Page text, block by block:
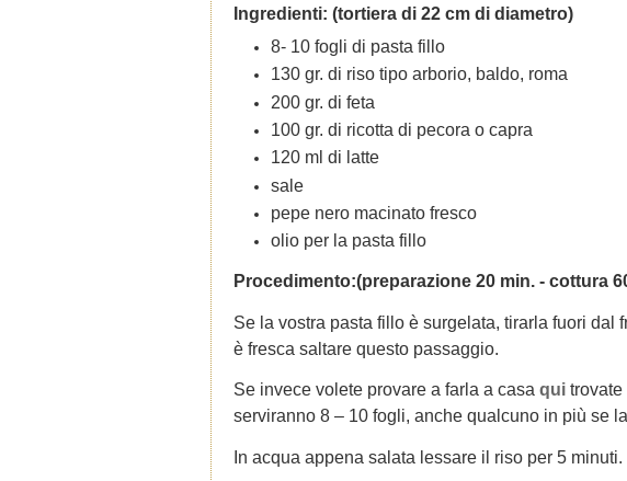
Ingredienti: (tortiera di 22 cm di diametro)
8- 10 fogli di pasta fillo
130 gr. di riso tipo arborio, baldo, roma
200 gr. di feta
100 gr. di ricotta di pecora o capra
120 ml di latte
sale
pepe nero macinato fresco
olio per la pasta fillo
Procedimento:(preparazione 20 min. - cottura
Se la vostra pasta fillo è surgelata, tirarla fuori dal
è fresca saltare questo passaggio.
Se invece volete provare a farla a casa qui trovate
serviranno 8 – 10 fogli, anche qualcuno in più se
In acqua appena salata lessare il riso per 5